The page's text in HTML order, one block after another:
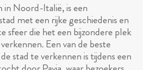
in Noord-Italië, is een
met een rijke geschiedenis en
sfeer die het een bijzondere plek
Een van de beste
stad te verkennen is tijdens een